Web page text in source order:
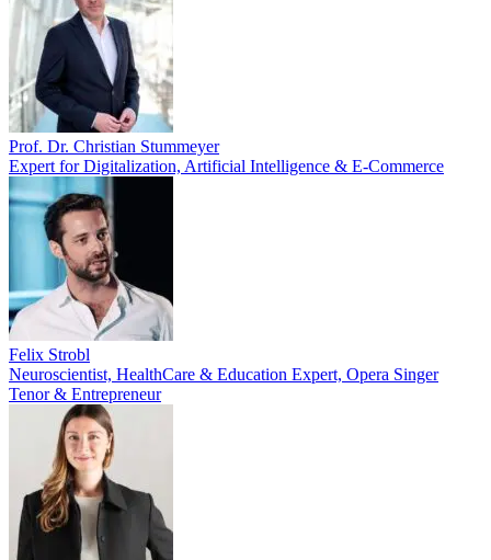
Prof. Dr. Christian Stummeyer
Expert for Digitalization, Artificial Intelligence & E-Commerce
Felix Strobl
Neuroscientist, HealthCare & Education Expert, Opera Singer
Tenor & Entrepreneur